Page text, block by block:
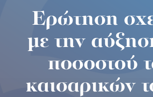
Ερώτηση
με την
ποσοστού
καισαρικών